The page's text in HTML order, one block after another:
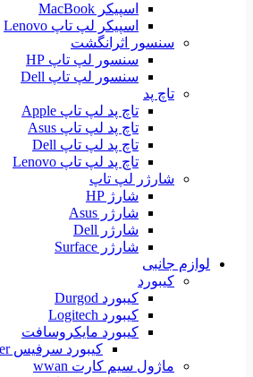
اسپیکر MacBook
اسپیکر لپ تاپ Lenovo
سنسور اثرانگشت
سنسور لپ تاپ HP
سنسور لپ تاپ Dell
تاچ پد
تاچ پد لپ تاپ Apple
تاچ پد لپ تاپ Asus
تاچ پد لپ تاپ Dell
تاچ پد لپ تاپ Lenovo
شارژر لپ تاپ
شارژ HP
شارژر Asus
شارژر Dell
شارژر Surface
لوازم جانبی
کیبورد
کیبورد Durgod
کیبورد Logitech
کیبورد مایکروسافت
کیبورد سرفیس Surface Pro Type Cover
ماژول سیم کارت wwan